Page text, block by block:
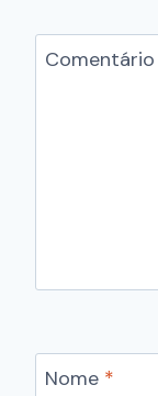
Comentário
Nome *